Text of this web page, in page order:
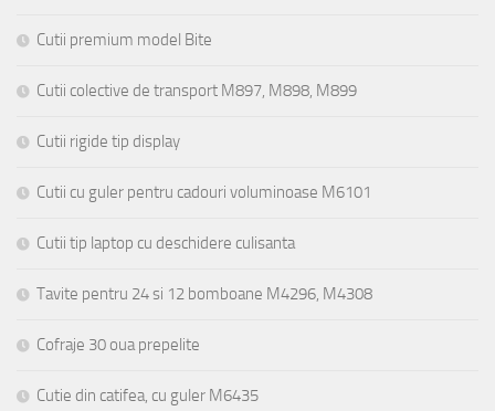
Cutii premium model Bite
Cutii colective de transport M897, M898, M899
Cutii rigide tip display
Cutii cu guler pentru cadouri voluminoase M6101
Cutii tip laptop cu deschidere culisanta
Tavite pentru 24 si 12 bomboane M4296, M4308
Cofraje 30 oua prepelite
Cutie din catifea, cu guler M6435